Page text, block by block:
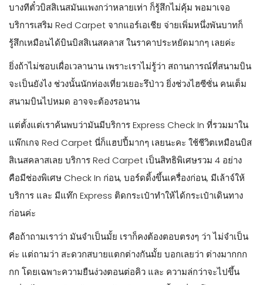
บางทีตั๋วบิสสิเนสมันแพงกว่าหลายเท่า ก็รู้สึกไม่คุ้ม พอมาเจอ
บริการเสริม Red Carpet จากแอร์เอเชีย จ่ายเพิ่มหนึ่งพันบาทก็
รู้สึกเหมือนได้บินบิสสิเนสคลาส ในราคาประหยัดมากๆ เลยค่ะ
ยิ่งถ้าไม่ชอบเผื่อเวลานาน เพราะเราไม่รู้ว่า สถานการณ์ที่สนามบิน
จะเป็นยังไง ช่วงนั้นนักท่องเที่ยวเยอะรึป่าว ยิ่งช่วงไฮซีซั่น คนเต็ม
สนามบินไปหมด อาจจะต้องรอนาน
แต่ตั้งแต่เราค้นพบว่ามันมีบริการ Express Check In ที่รวมมาใน
แพ๊กเกจ Red Carpet นี่ก็แฮปปี้มากๆ เลยนะคะ ใช้ชีวิตเหมือนบิส
สิเนสคลาสเลย บริการ Red Carpet เป็นสิทธิพิเศษรวม 4 อย่าง
คือมีช่องพิเศษ Check In ก่อน, บอร์ดดิ้งขึ้นเครื่องก่อน, มีเล้าจ์ให้
บริการ และ มีแท๊ก Express ติดกระเป๋าทำให้ได้กระเป๋าเดินทาง
ก่อนค่ะ
คือถ้าถามเราว่า มันจำเป็นมั้ย เราก็คงต้องตอบตรงๆ ว่า ไม่จำเป็น
ค่ะ แต่ถามว่า สะดวกสบายแตกต่างกันมั้ย บอกเลยว่า ต่างมากกก
กก โดยเฉพาะความยืนง่วงตอนต่อคิว และ ความล่กว่าจะไปขึ้น